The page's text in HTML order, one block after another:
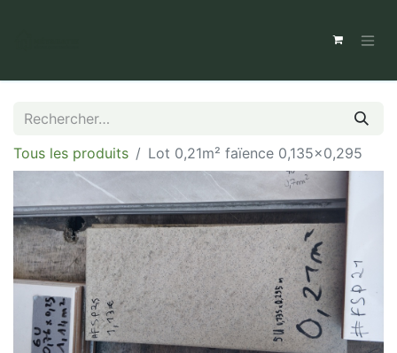
Tous les produits Lot 0,21m² faïence 0,135x0,295